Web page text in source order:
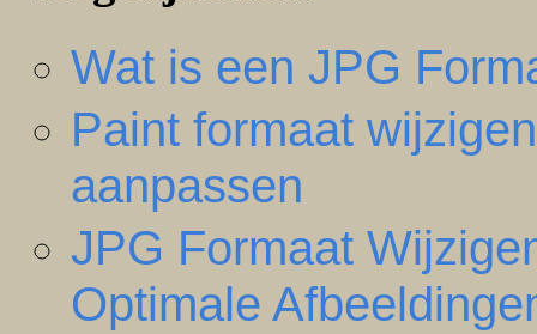
Wat is een JPG
Paint formaat
aanpassen
JPG Formaat
Optimale